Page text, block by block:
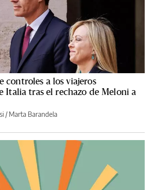
controles a los viajeros
Italia tras el rechazo de Meloni a
/ Marta Barandela